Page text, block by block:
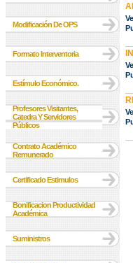
Modificación De OPS
Formato Interventoria
Estímulo Económico.
Profesores Visitantes,
Catedra Y Servidores
Públicos
Contrato Académico
Remunerado
Certificado Estimulos
Bonificacion Productividad
Académica
Suministros